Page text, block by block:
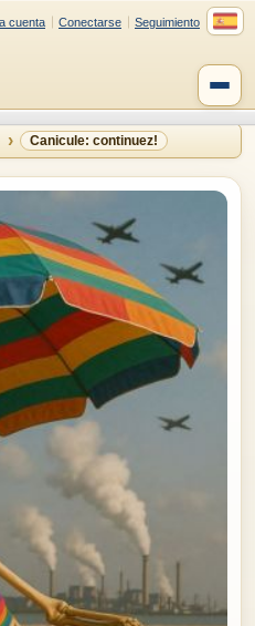
cuenta Conectarse Seguimiento
Canicule: continuez!